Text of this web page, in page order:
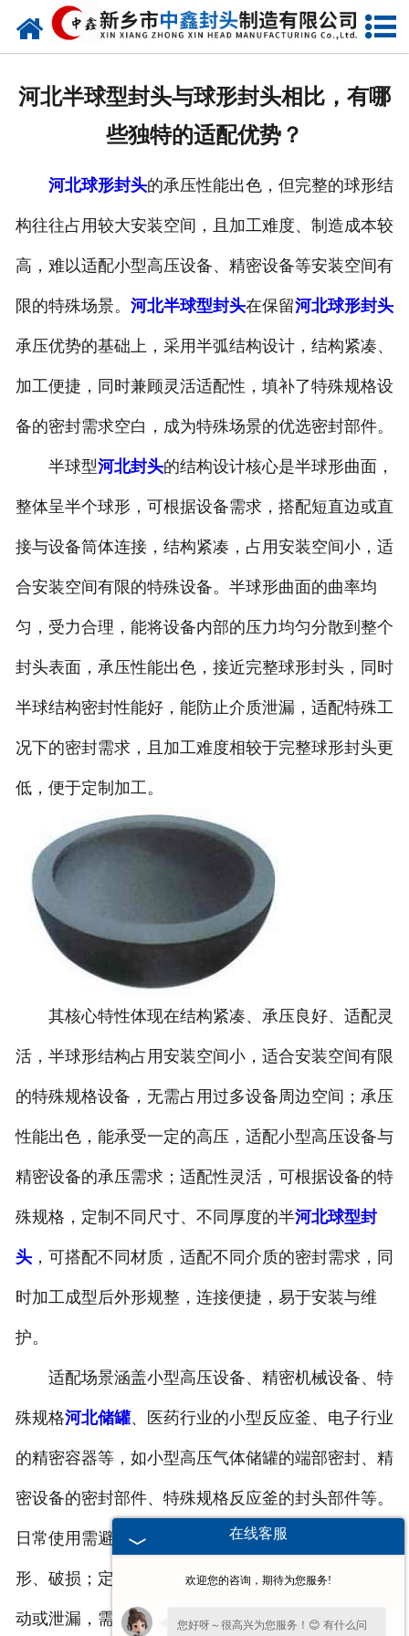
网站首页
生产现场
成功案例
视频中心
发货现场
河北半球型封头与球形封头相比，有哪
些独特的适配优势？
河北球形封头的承压性能出色，但完整的球形结
构往往占用较大安装空间，且加工难度、制造成本较
高，难以适配小型高压设备、精密设备等安装空间有
限的特殊场景。 河北半球型封头在保留河北球形封头
承压优势的基础上，采用半弧结构设计，结构紧凑、
加工便捷，同时兼顾灵活适配性，填补了特殊规格设
备的密封需求空白，成为特殊场景的优选密封部件。
半球型河北封头的结构设计核心是半球形曲面，
整体呈半个球形，可根据设备需求，搭配短直边或直
接与设备筒体连接，结构紧凑，占用安装空间小，适
合安装空间有限的特殊设备。半球形曲面的曲率均
匀，受力合理，能将设备内部的压力均匀分散到整个
封头表面，承压性能出色，接近完整球形封头，同时
半球结构密封性能好，能防止介质泄漏，适配特殊工
况下的密封需求，且加工难度相较于完整球形封头更
低，便于定制加工。
其核心特性体现在结构紧凑、承压良好、适配灵
活，半球形结构占用安装空间小，适合安装空间有限
的特殊规格设备，无需占用过多设备周边空间；承压
性能出色，能承受一定的高压，适配小型高压设备与
精密设备的承压需求；适配性灵活，可根据设备的特
殊规格，定制不同尺寸、不同厚度的半河北球型封
头，可搭配不同材质，适配不同介质的密封需求，同
时加工成型后外形规整，连接便捷，易于安装与维
护。
适配场景涵盖小型高压设备、精密机械设备、特
殊规格河北储罐、医药行业的小型反应釜、电子行业
的精密容器等，如小型高压气体储罐的端部密封、精
密设备的密封部件、特殊规格反应釜的封头部件等。
日常使用需避免封头受到剧烈碰撞，防止半球曲面变
形、破损；定期检查密封部位与连接部位，若出现松
动或泄漏，需及时修复；定期清理表面的污渍与介质
在线客服
欢迎您的咨询，期待为您服务!
您好呀～很高兴为您服务！😊 有什么问